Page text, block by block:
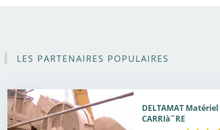
LES PARTENAIRES POPULAIRES
DELTAMAT
CARRIàˆRE